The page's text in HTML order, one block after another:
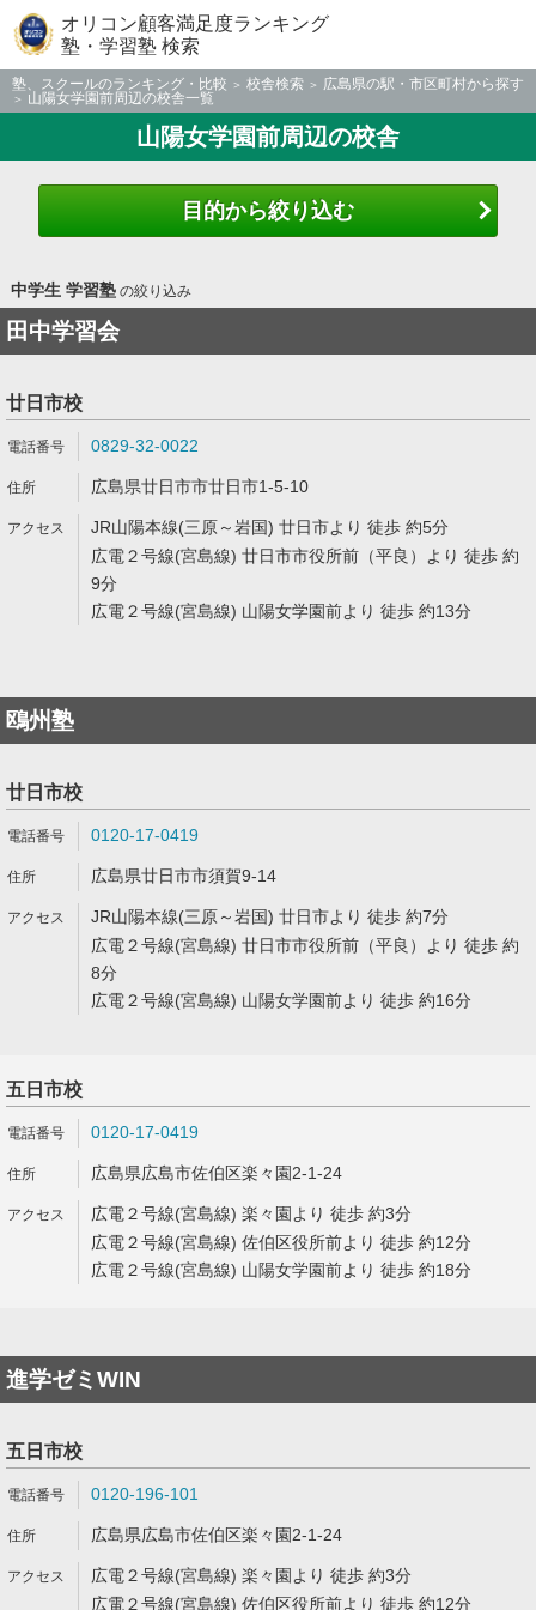
オリコン顧客満足度ランキング
塾・学習塾 検索
塾、スクールのランキング・比較 校舎検索
広島県の駅・市区町村から探す
山陽女学園前周辺の校舎一覧
山陽女学園前周辺の校舎
目的から絞り込む
中学生 学習塾の絞り込み
田中学習会
廿日市校
0829-32-0022
広島県廿日市市廿日市1-5-10
JR山陽本線(三原～岩国) 廿日市より 徒歩 約5分
広電２号線(宮島線) 廿日市市役所前（平良）より 徒歩 約
9分
広電２号線(宮島線) 山陽女学園前より 徒歩 約13分
鴎州塾
廿日市校
0120-17-0419
広島県廿日市市須賀9-14
JR山陽本線(三原～岩国) 廿日市より 徒歩 約7分
広電２号線(宮島線) 廿日市市役所前（平良）より 徒歩 約
8分
広電２号線(宮島線) 山陽女学園前より 徒歩 約16分
五日市校
0120-17-0419
広島県広島市佐伯区楽々園2-1-24
広電２号線(宮島線) 楽々園より 徒歩 約3分
広電２号線(宮島線) 佐伯区役所前より 徒歩 約12分
広電２号線(宮島線) 山陽女学園前より 徒歩 約18分
進学ゼミWIN
五日市校
0120-196-101
広島県広島市佐伯区楽々園2-1-24
広電２号線(宮島線) 楽々園より 徒歩 約3分
広電２号線(宮島線) 佐伯区役所前より 徒歩 約12分